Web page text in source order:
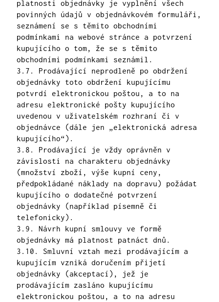
platnosti objednávky je vyplnění všech
povinných údajů v objednávkovém formuláři,
seznámení se s těmito obchodními
podmínkami na webové stránce a potvrzení
kupujícího o tom, že se s těmito
obchodními podmínkami seznámil.
3.7. Prodávající neprodleně po obdržení
objednávky toto obdržení kupujícímu
potvrdí elektronickou poštou, a to na
adresu elektronické pošty kupujícího
uvedenou v uživatelském rozhraní či v
objednávce (dále jen „elektronická adresa
kupujícího“).
3.8. Prodávající je vždy oprávněn v
závislosti na charakteru objednávky
(množství zboží, výše kupní ceny,
předpokládané náklady na dopravu) požádat
kupujícího o dodatečné potvrzení
objednávky (například písemně či
telefonicky).
3.9. Návrh kupní smlouvy ve formě
objednávky má platnost patnáct dnů.
3.10. Smluvní vztah mezi prodávajícím a
kupujícím vzniká doručením přijetí
objednávky (akceptací), jež je
prodávajícím zasláno kupujícímu
elektronickou poštou, a to na adresu